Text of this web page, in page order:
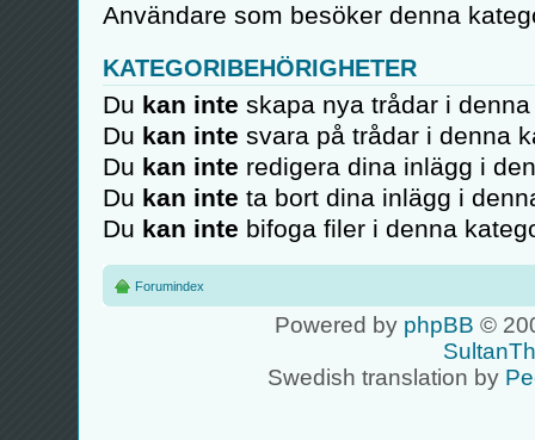
Användare som besöker denna
KATEGORIBEHÖRIGHETER
Du kan inte skapa nya trådar i
Du kan inte svara på trådar i denna
Du kan inte redigera dina inlägg i
Du kan inte ta bort dina inlägg i
Du kan inte bifoga filer i denna
Forumindex
Powered by phpBB ©
Swedish translation by